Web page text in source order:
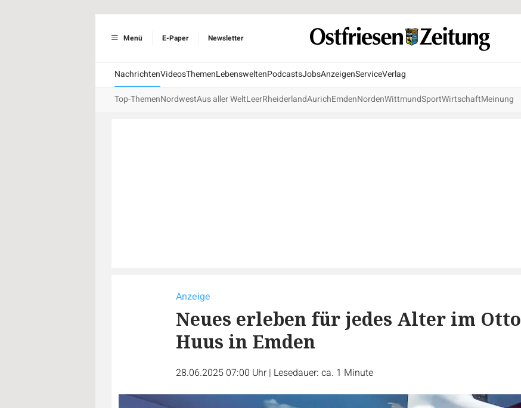
Menü E-Paper Newsletter
NachrichtenVideosThemenLebensweltenPodcastsJobsAnzeigenServiceVerlag
Top-ThemenNordwestAus aller WeltLeerRheiderlandAurichEmdenNordenWittmundSportWirtschaftMeinung
Anzeige
Neues erleben für jedes Alter im Otto
Huus in Emden
28.06.2025 07:00 Uhr | Lesedauer: ca. 1 Minute